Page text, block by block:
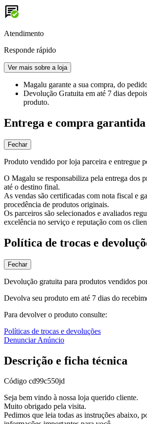
Atendimento
Responde rápido
Ver mais sobre a loja
Magalu garante a sua compra, do
Devolução Gratuita em até 7 dias
produto.
Entrega e compra garantida
Fechar
Produto vendido por loja parceira e entregue
O Magalu se responsabiliza pela entrega dos
até o destino final.
As vendas são certificadas com nota fiscal e
procedência de produtos originais.
Os parceiros são selecionados e avaliados
excelência no serviço e reputação com os
Política de trocas e
Fechar
Devolução gratuita para produtos vendidos
Devolva seu produto em até 7 dias do
Para devolver o produto consulte:
Políticas de trocas e devoluções
Denunciar Anúncio
Descrição e ficha técnica
Código cd99c550jd
Seja bem vindo à nossa loja querido cliente.
Muito obrigado pela visita.
Pedimos que leia todas as instruções abaixo,